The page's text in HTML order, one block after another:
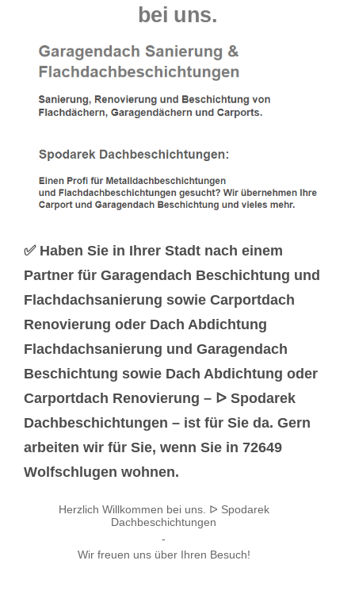
bei uns.
✅ Haben Sie in Ihrer Stadt nach einem
Partner für Garagendach Beschichtung und
Flachdachsanierung sowie Carportdach
Renovierung oder Dach Abdichtung
Flachdachsanierung und Garagendach
Beschichtung sowie Dach Abdichtung oder
Carportdach Renovierung – ᐅ Spodarek
Dachbeschichtungen – ist für Sie da. Gern
arbeiten wir für Sie, wenn Sie in 72649
Wolfschlugen wohnen.
Herzlich Willkommen bei uns. ᐅ Spodarek
Dachbeschichtungen
-
Wir freuen uns über Ihren Besuch!